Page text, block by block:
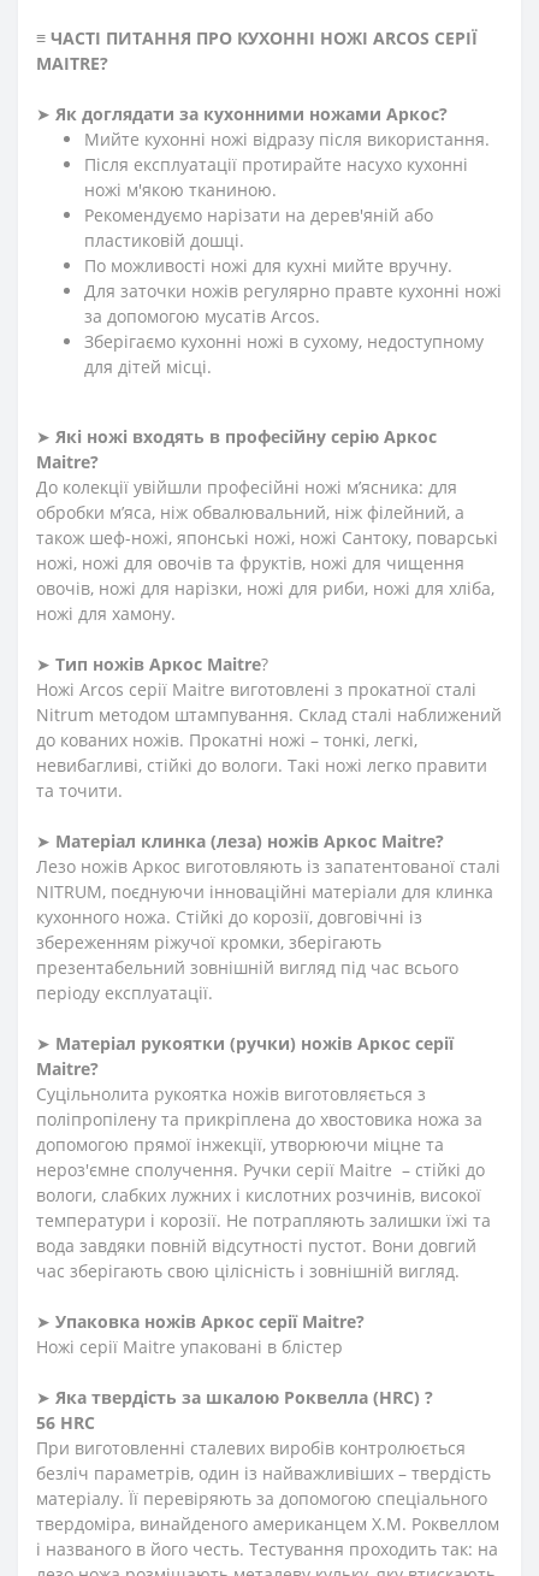
≡ ЧАСТІ ПИТАННЯ ПРО КУХОННІ НОЖІ ARCOS СЕРІЇ
MAITRE?
➤ Як доглядати за кухонними ножами Аркос?
Мийте кухонні ножі відразу після використання.
Після експлуатації протирайте насухо кухонні
ножі м'якою тканиною.
Рекомендуємо нарізати на дерев'яній або
пластиковій дошці.
По можливості ножі для кухні мийте вручну.
Для заточки ножів регулярно правте кухонні ножі
за допомогою мусатів Arcos.
Зберігаємо кухонні ножі в сухому, недоступному
для дітей місці.
➤ Які ножі входять в професійну серію Аркос
Maitre?
До колекції увійшли професійні ножі м’ясника: для
обробки м’яса, ніж обвалювальний, ніж філейний, а
також шеф-ножі, японські ножі, ножі Сантоку, поварські
ножі, ножі для овочів та фруктів, ножі для чищення
овочів, ножі для нарізки, ножі для риби, ножі для хліба,
ножі для хамону.
➤ Тип ножів Аркос Maitre?
Ножі Arcos серії Maitre виготовлені з прокатної сталі
Nitrum методом штампування. Склад сталі наближений
до кованих ножів. Прокатні ножі – тонкі, легкі,
невибагливі, стійкі до вологи. Такі ножі легко правити
та точити.
➤ Матеріал клинка (леза) ножів Аркос Maitre?
Лезо ножів Аркос виготовляють із запатентованої сталі
NITRUM, поєднуючи інноваційні матеріали для клинка
кухонного ножа. Стійкі до корозії, довговічні із
збереженням ріжучої кромки, зберігають
презентабельний зовнішній вигляд під час всього
періоду експлуатації.
➤ Матеріал рукоятки (ручки) ножів Аркос серії
Maitre?
Суцільнолита рукоятка ножів виготовляється з
поліпропілену та прикріплена до хвостовика ножа за
допомогою прямої інжекції, утворюючи міцне та
нероз'ємне сполучення. Ручки серії Maitre – стійкі до
вологи, слабких лужних і кислотних розчинів, високої
температури і корозії. Не потрапляють залишки їжі та
вода завдяки повній відсутності пустот. Вони довгий
час зберігають свою цілісність і зовнішній вигляд.
➤ Упаковка ножів Аркос серії Maitre?
Ножі серії Maitre упаковані в блістер
➤ Яка твердість за шкалою Роквелла (HRC) ?
56 HRC
При виготовленні сталевих виробів контролюється
безліч параметрів, один із найважливіших – твердість
матеріалу. Її перевіряють за допомогою спеціального
твердоміра, винайденого американцем Х.М. Роквеллом
і названого в його честь. Тестування проходить так: на